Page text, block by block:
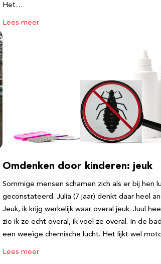
Het…
Lees meer
Omdenken door kinderen: jeuk
Sommige mensen schamen zich als er bij hen
geconstateerd. Julia (7 jaar) denkt daar heel
Jeuk, ik krijg werkelijk waar overal jeuk. Juul
zie ik ze echt overal, ik voel ze overal. In de
een weeïge chemische lucht. Het lijkt wel
Lees meer